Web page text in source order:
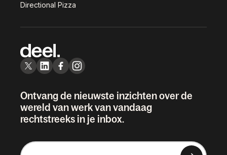
Directional Pizza
Ontvang de nieuwste inzichten over de
wereld van werk van vandaag
rechtstreeks in je inbox.